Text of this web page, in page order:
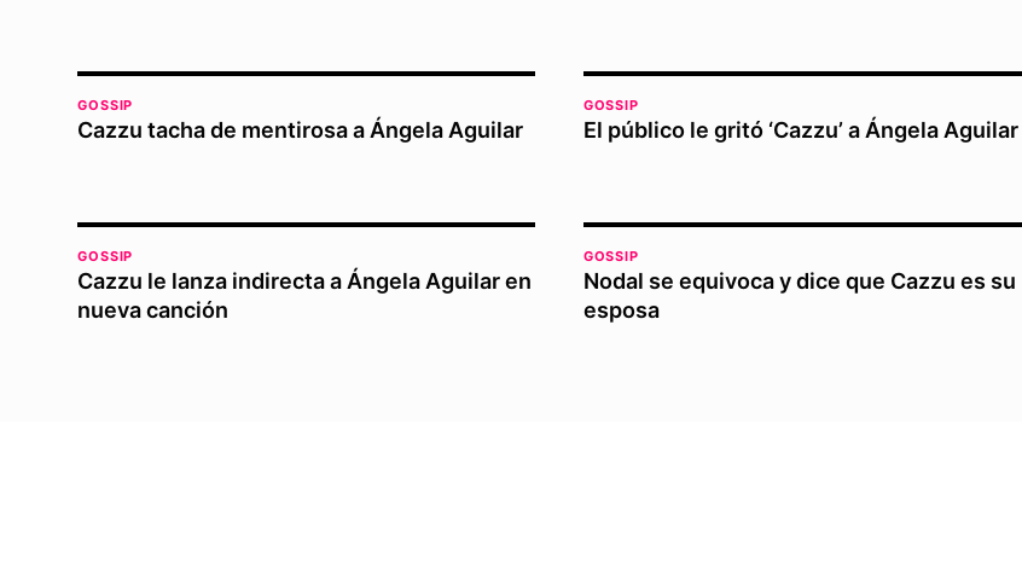
GOSSIP
Cazzu tacha de mentirosa a Ángela Aguilar
GOSSIP
El público le gritó ‘Cazzu’ a Ángela Aguilar
GOSSIP
Cazzu le lanza indirecta a Ángela Aguilar en
nueva canción
GOSSIP
Nodal se equivoca y dice que Cazzu es su
esposa